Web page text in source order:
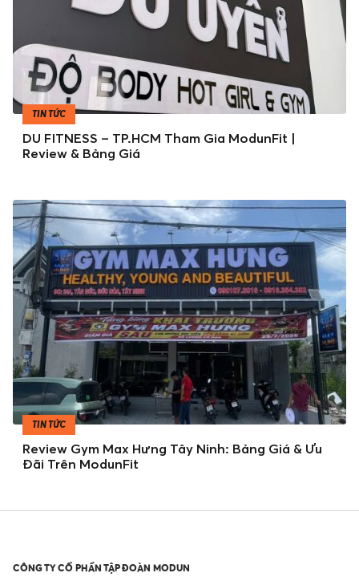
TIN TỨC
DU FITNESS – TP.HCM Tham Gia ModunFit |
Review & Bảng Giá
TIN TỨC
Review Gym Max Hưng Tây Ninh: Bảng Giá & Ưu
Đãi Trên ModunFit
CÔNG TY CỔ PHẦN TẬP ĐOÀN MODUN